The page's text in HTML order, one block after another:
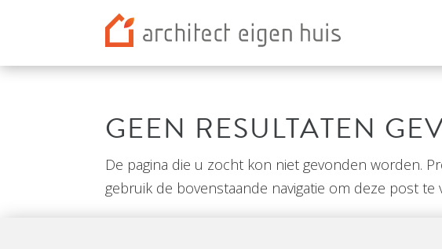
GEEN RESULTATEN
De pagina die u zocht kon niet gevonden worden.
gebruik de bovenstaande navigatie om deze post te